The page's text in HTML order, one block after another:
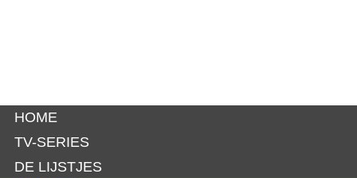
HOME
TV-SERIES
DE LIJSTJES